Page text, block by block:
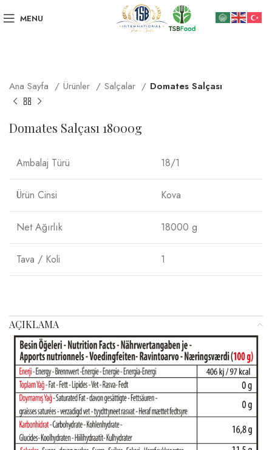
MENU
Ana Sayfa Ürünler Salçalar Domates Salçası
Domates Salçası 18000g
Ambalaj Türü 18/1
Ürün Cinsi Kova
Net Ağırlık 18000 g
Tava / Koli 1
AÇIKLAMA